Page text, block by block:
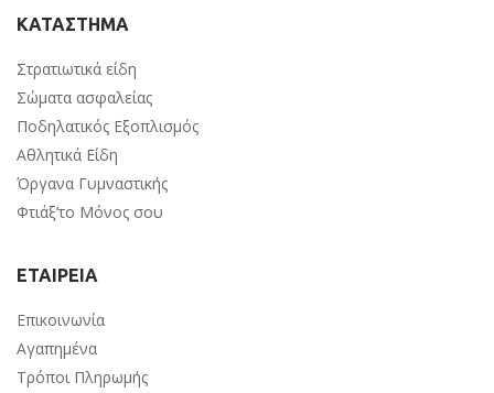
ΚΑΤΑΣΤΗΜΑ
Στρατιωτικά είδη
Σώματα ασφαλείας
Ποδηλατικός Εξοπλισμός
Αθλητικά Είδη
Όργανα Γυμναστικής
Φτιάξ’το Μόνος σου
ΕΤΑΙΡΕΙΑ
Επικοινωνία
Αγαπημένα
Τρόποι Πληρωμής